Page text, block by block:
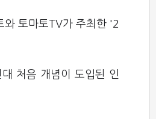
와 토마토TV가 주최한 '2
처음 개념이 도입된 인